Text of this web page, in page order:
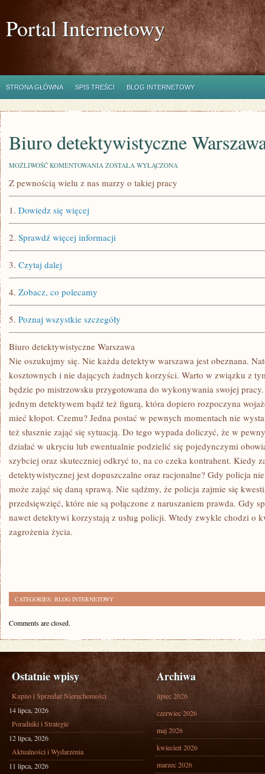
Portal Internetowy
STRONA GŁÓWNA SPIS TREŚCI BLOG INTERNETOWY
Biuro detektywistyczne
MOŻLIWOŚĆ KOMENTOWANIA BIURO
WARSZAWA
ZOSTAŁA WYŁĄCZONA
Z pewnością wielu z nas marzy o takiej pracy
1. Dowiedz się więcej
2. Sprawdź więcej informacji
3. Czytaj dalej
4. Zobacz, co polecamy
5. Poznaj wszystkie szczegóły
Biuro detektywistyczne Warszawa
Nie oszukujmy się. Nie każda detektyw warszawa jest obeznana.
kosztownych i nie dających żadnych korzyści. Warto w związku z
będzie po mistrzowsku przygotowana do wykonywania swojej
jednym detektywem bądź też figurą, która dopiero rozpoczyna
mieć kłopot. Czemu? Jedna postać w pewnych momentach nie
też słusznie zająć się sytuacją. Do tego wypada doliczyć, że w
działać w ukryciu lub ewentualnie podzielić się pojedynczymi
szybciej oraz skuteczniej odkryć to, na co czeka kontrahent. Kiedy
detektywistycznej jest dopuszczalne oraz racjonalne? Gdy policja
może zająć się daną sprawą. Nie sądźmy, że policja zajmie się
przedsięwzięć, które nie są połączone z naruszaniem prawda. Gdy
nawet detektywi korzystają z usług policji. Wtedy zwykle chodzi o
zagrożenia życia.
CATEGORIES: BLOG INTERNETOWY
Comments are closed.
Ostatnie wpisy
Kupno i Sprzedaż Nieruchomości
14 lipca, 2026
Poradniki i Strategie
12 lipca, 2026
Aktualności i Wydarzenia
11 lipca, 2026
Archiwa
lipiec 2026
czerwiec 2026
maj 2026
kwiecień 2026
marzec 2026